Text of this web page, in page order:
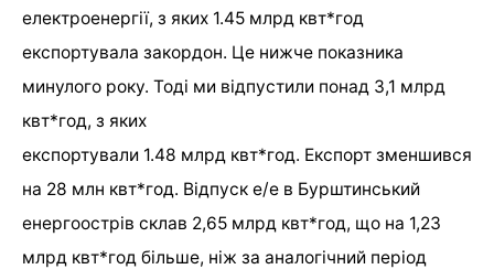
електроенергії, з яких 1.45 млрд квт*год
експортувала закордон. Це нижче показника
минулого року. Тоді ми відпустили понад 3,1 млрд
квт*год, з яких
експортували 1.48 млрд квт*год. Експорт зменшився
на 28 млн квт*год. Відпуск е/е в Бурштинський
енергоострів склав 2,65 млрд квт*год, що на 1,23
млрд квт*год більше, ніж за аналогічний період